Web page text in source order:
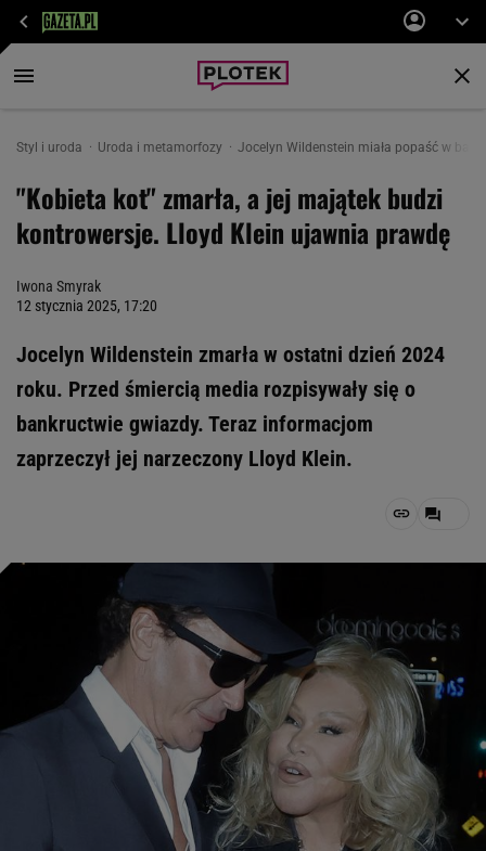
Styl i uroda Uroda i metamorfozy Jocelyn Wildenstein miała popaść w
"Kobieta kot" zmarła, a jej majątek budzi
kontrowersje. Lloyd Klein ujawnia prawdę
Iwona Smyrak
12 stycznia 2025, 17:20
Jocelyn Wildenstein zmarła w ostatni dzień 2024
roku. Przed śmiercią media rozpisywały się o
bankructwie gwiazdy. Teraz informacjom
zaprzeczył jej narzeczony Lloyd Klein.